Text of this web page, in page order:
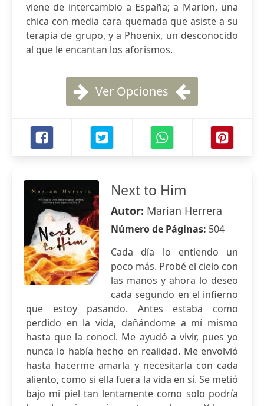
viene de intercambio a España; a Marion, una
chica con media cara quemada que asiste a su
terapia de grupo, y a Phoenix, un desconocido
al que le encantan los aforismos.
Ver Opciones
Next to Him
Autor: Marian Herrera
Número de Páginas: 504
Cada día lo entiendo un
poco más. Probé el cielo con
las manos y ahora lo deseo
cada segundo en el infierno
que estoy pasando. Antes estaba como
perdido en la vida, dañándome a mí mismo
hasta que la conocí. Me ayudó a vivir, pues yo
nunca lo había hecho en realidad. Me envolvió
hasta hacerme amarla y necesitarla con cada
aliento, como si ella fuera la vida en sí. Se metió
bajo mi piel tan lentamente como solo podría